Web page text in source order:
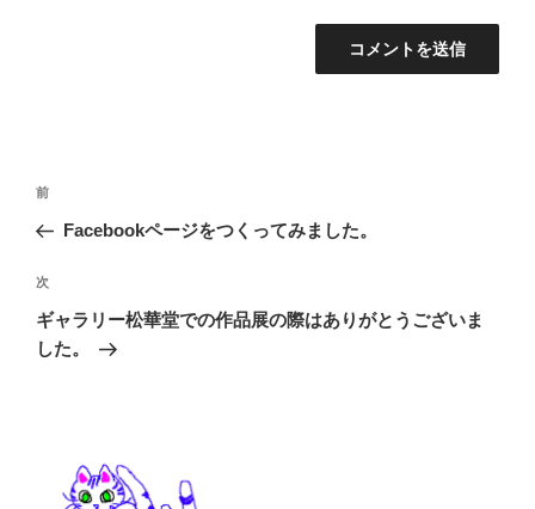
稿
ナ
ゲ
ー
シ
前
の
稿
前
Facebookページをつくってみました。
次
の
投
次
ギャラリー松華堂での作品展の際はありがとうございま
した。